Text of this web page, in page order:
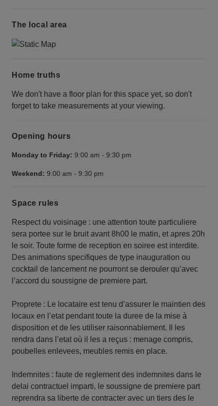
The local area
Home truths
We don't have a floor plan for this space yet, so don't
forget to take measurements at your viewing.
Opening hours
Monday to Friday: 9:00 am - 9:30 pm
Weekend: 9:00 am - 9:30 pm
Space rules
Respect du voisinage : une attention toute particuliere
sera portee sur le bruit avant 8h00 le matin, et apres 20h
le soir. Toute forme de reception en soiree est interdite.
Des animations specifiques de type inauguration ou
cocktail de lancement ne pourront se derouler qu’avec
l’accord du soussigne de premiere part.
Proprete : Le locataire est tenu d’assurer le maintien des
locaux en l’etat pendant toute la duree de la mise à
disposition et de les utiliser raisonnablement. Il les
rendra dans l’etat où il les a reçus : menage compris,
poubelles enlevees, meubles remis en place.
Indemnites : faute de reglement des indemnites dans le
delai contractuel imparti, le soussigne de premiere part
reprendra sa liberte de contracter avec un tiers des le